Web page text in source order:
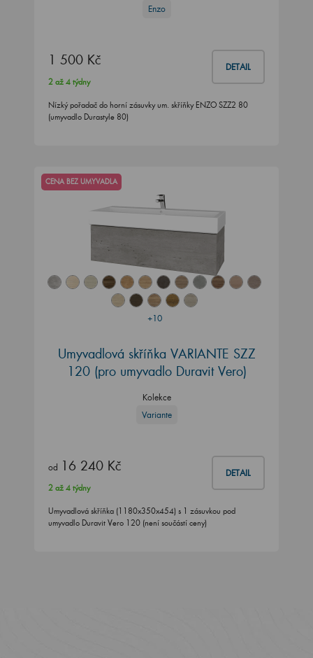
Enzo
1 500 Kč DETAIL
2 až 4 týdny
Nízký pořadač do horní zásuvky um. skříňky ENZO SZZ2 80
(umyvadlo Durastyle 80)
+10
CENA BEZ UMYVADLA
Umyvadlová skříňka VARIANTE SZZ
120 (pro umyvadlo Duravit Vero)
Kolekce
Variante
od 16 240 Kč DETAIL
2 až 4 týdny
Umyvadlová skříňka (1180x350x454) s 1 zásuvkou pod
umyvadlo Duravit Vero 120 (není součástí ceny)